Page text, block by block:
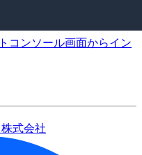
コンソール画面からイン
式会社